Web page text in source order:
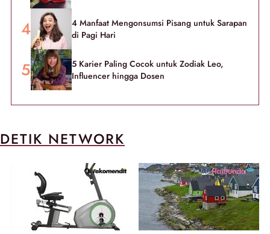
4 Manfaat Mengonsumsi Pisang untuk Sarapan
di Pagi Hari
5 Karier Paling Cocok untuk Zodiak Leo,
Influencer hingga Dosen
DETIK NETWORK